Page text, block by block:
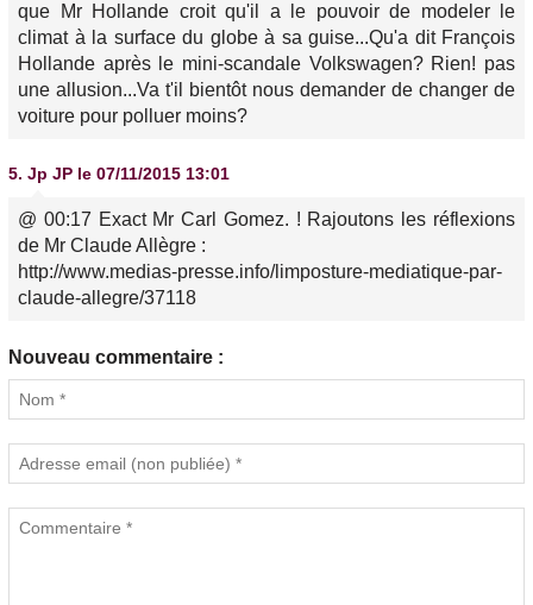
que Mr Hollande croit qu'il a le pouvoir de modeler le
climat à la surface du globe à sa guise...Qu'a dit François
Hollande après le mini-scandale Volkswagen? Rien! pas
une allusion...Va t'il bientôt nous demander de changer de
voiture pour polluer moins?
5. Jp JP le 07/11/2015 13:01
@ 00:17 Exact Mr Carl Gomez. ! Rajoutons les réflexions
de Mr Claude Allègre :
http://www.medias-presse.info/limposture-mediatique-par-
claude-allegre/37118
Nouveau commentaire :